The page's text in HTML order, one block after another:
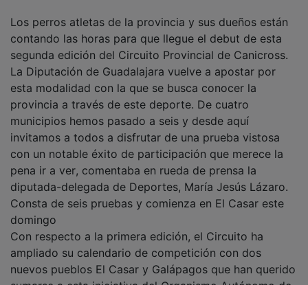
contando las horas para que llegue el debut de esta
segunda edición del Circuito Provincial de Canicross.
La Diputación de Guadalajara vuelve a apostar por
esta modalidad con la que se busca conocer la
provincia a través de este deporte. De cuatro
municipios hemos pasado a seis y desde aquí
invitamos a todos a disfrutar de una prueba vistosa
con un notable éxito de participación que merece la
pena ir a ver, comentaba en rueda de prensa la
diputada-delegada de Deportes, María Jesús Lázaro.
Consta de seis pruebas y comienza en El Casar este
domingo
Con respecto a la primera edición, el Circuito ha
ampliado su calendario de competición con dos
nuevos pueblos El Casar y Galápagos que han querido
sumarse a esta iniciativa del Organismo Autónomo de